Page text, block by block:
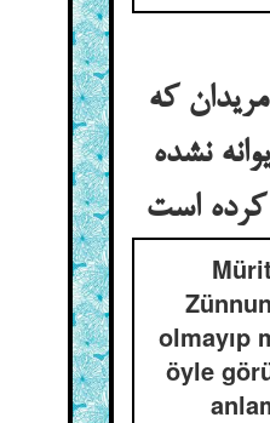
که
نشده
است‏
olmayıp
öyle